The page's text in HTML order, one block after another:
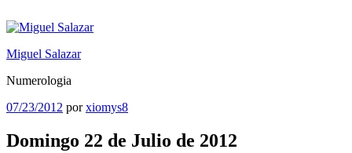
al
Miguel Salazar
Numerologia
Publicado
07/23/2012 porxiomys8
Domingo 22 de Julio de 2012